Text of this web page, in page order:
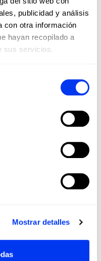
publicidad y análisis
con otra información
hayan recopilado a
sus servicios.
Mostrar detalles